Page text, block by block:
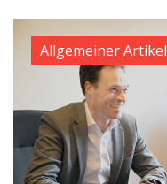
Allgemeiner Artikel